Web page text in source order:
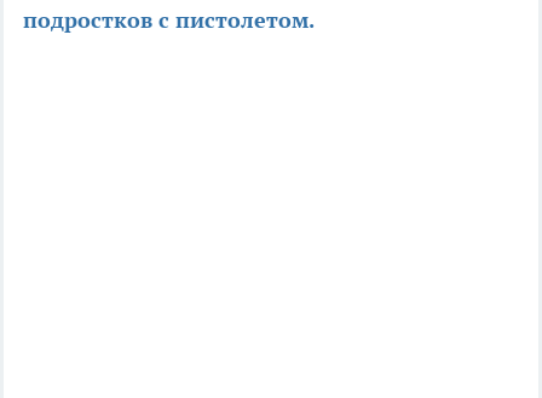
подростков с пистолетом.